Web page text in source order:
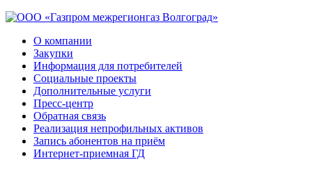
О компании
Закупки
Информация для потребителей
Социальные проекты
Дополнительные услуги
Пресс-центр
Обратная связь
Реализация непрофильных активов
Запись абонентов на приём
Интернет-приемная ГД